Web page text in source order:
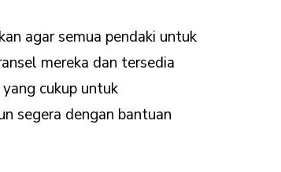
agar semua pendaki untuk
mereka dan tersedia
cukup untuk
segera dengan bantuan